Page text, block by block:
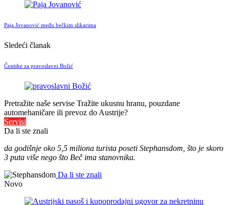
Paja Jovanović među bečkim slikarima
Sledeći članak
Čestitke za pravoslavni Božić
Pretražite naše servise Tražite ukusnu hranu, pouzdane
automehaničare ili prevoz do Austrije?
Servisi
Da li ste znali
da godišnje oko 5,5 miliona turista poseti Stephansdom, što je skoro
3 puta više nego što Beč ima stanovnika.
Da li ste znali
Novo